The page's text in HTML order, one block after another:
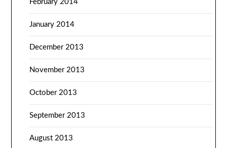
February 2014
January 2014
December 2013
November 2013
October 2013
September 2013
August 2013